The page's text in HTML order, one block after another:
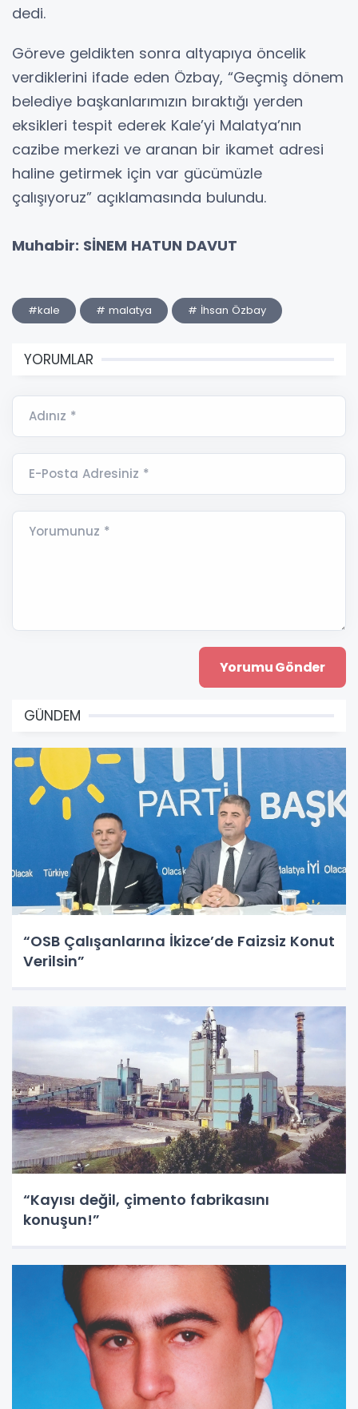
dedi.
Göreve geldikten sonra altyapıya öncelik
verdiklerini ifade eden Özbay, “Geçmiş dönem
belediye başkanlarımızın bıraktığı yerden
eksikleri tespit ederek Kale’yi Malatya’nın
cazibe merkezi ve aranan bir ikamet adresi
haline getirmek için var gücümüzle
çalışıyoruz” açıklamasında bulundu.
Muhabir: SİNEM HATUN DAVUT
#kale # malatya # İhsan Özbay
YORUMLAR
Adınız *
E-Posta Adresiniz *
Yorumunuz *
GÜNDEM
“OSB Çalışanlarına İkizce’de Faizsiz Konut
Verilsin”
“Kayısı değil, çimento fabrikasını
konuşun!”